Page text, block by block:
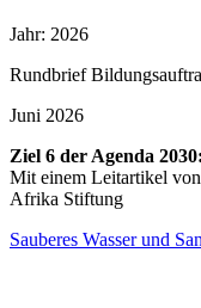
Jahr: 2026
Rundbrief
Juni 2026
Ziel 6 der Agenda 2030:
Mit einem Leitartikel
Afrika Stiftung
Sauberes Wasser und